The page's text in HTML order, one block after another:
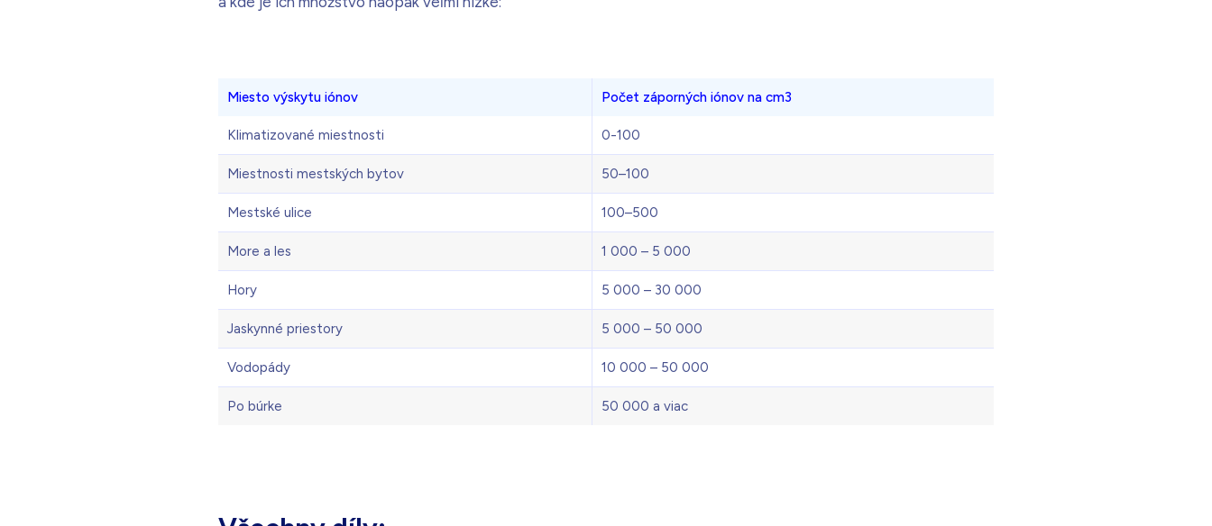
Miesto výskytu iónov Počet záporných iónov na cm3
Klimatizované miestnosti 0-100
Miestnosti mestských bytov 50–100
Mestské ulice 100–500
More a les 1 000 – 5 000
Hory 5 000 – 30 000
Jaskynné priestory 5 000 – 50 000
Vodopády 10 000 – 50 000
Po búrke 50 000 a viac